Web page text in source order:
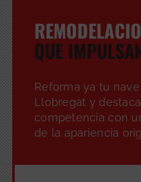
QUE
Reforma ya tu
Llobregat y
competencia con
de la apariencia